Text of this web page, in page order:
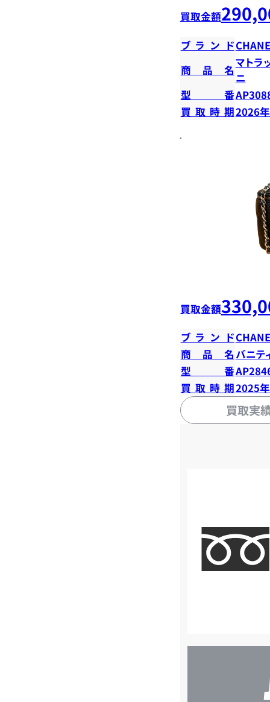
買取金額
ブランド
商品名
マトラ
ニ
型番
買取時期2026
買取金額
ブランド
商品名バニテ
型番
買取時期2025
買取実